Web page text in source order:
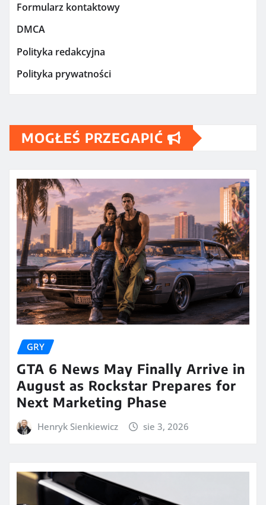
Formularz kontaktowy
DMCA
Polityka redakcyjna
Polityka prywatności
MOGŁEŚ PRZEGAPIĆ
GRY
GTA 6 News May Finally Arrive in
August as Rockstar Prepares for
Next Marketing Phase
Henryk Sienkiewicz sie 3, 2026